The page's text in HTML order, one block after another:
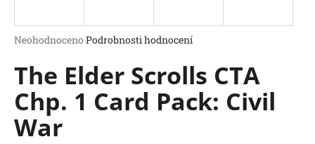
Průměrné
produktu
0,0
z
5
hvězdiček.
Neohodnoceno Podrobnosti hodnocení
The Elder Scrolls CTA
Chp. 1 Card Pack: Civil
War
j
t
?